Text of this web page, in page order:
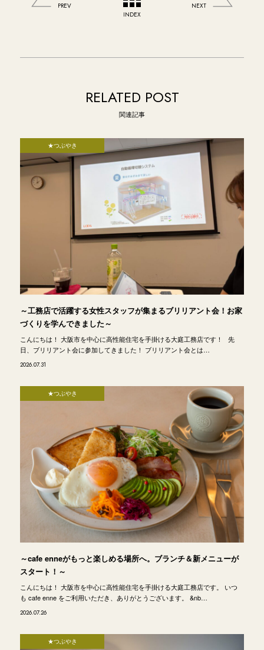
PREV
INDEX
NEXT
RELATED POST
関連記事
★つぶやき
～工務店で活躍する女性スタッフが集まるブリリアント会！お家
づくりを学んできました～
こんにちは！ 大阪市を中心に高性能住宅を手掛ける大庭工務店です！ 先
日、ブリリアント会に参加してきました！ ブリリアント会とは…
2026.07.31
★つぶやき
～cafe enneがもっと楽しめる場所へ。ブランチ＆新メニューが
スタート！～
こんにちは！ 大阪市を中心に高性能住宅を手掛ける大庭工務店です。 いつ
も cafe enne をご利用いただき、ありがとうございます。 &nb…
2026.07.26
★つぶやき